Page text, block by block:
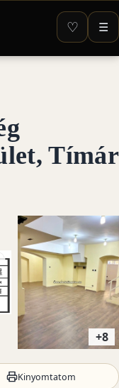
♡ ☰
Tímár
+8
Kinyomtatom